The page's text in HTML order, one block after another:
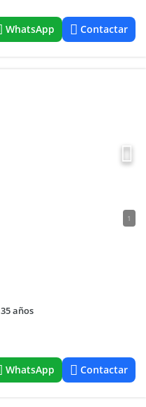
WhatsApp Contactar
1
35 años
WhatsApp Contactar